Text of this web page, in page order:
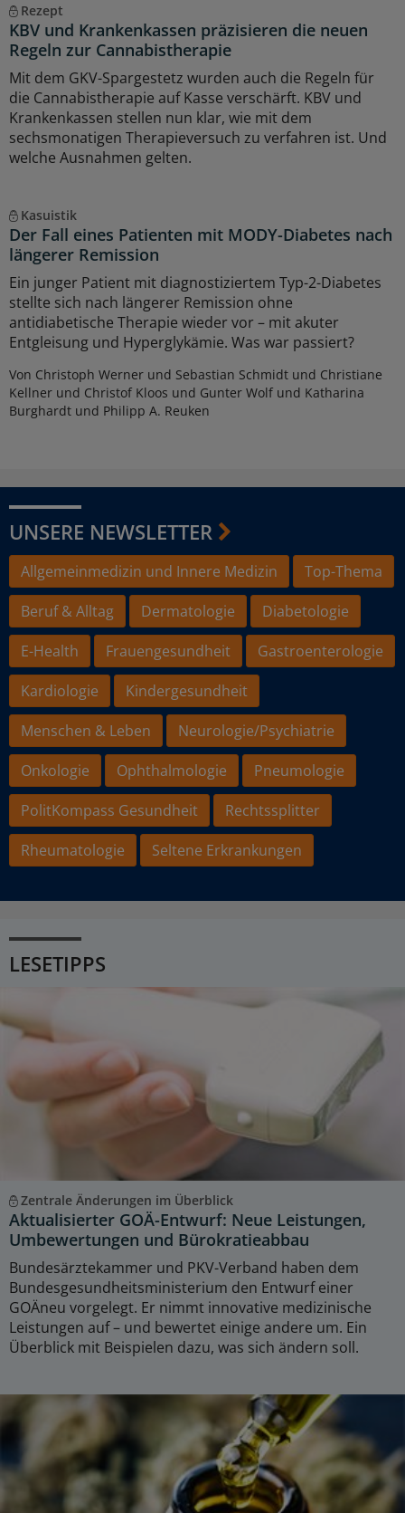
Rezept
KBV und Krankenkassen präzisieren die neuen
Regeln zur Cannabistherapie
Mit dem GKV-Spargestetz wurden auch die Regeln für
die Cannabistherapie auf Kasse verschärft. KBV und
Krankenkassen stellen nun klar, wie mit dem
sechsmonatigen Therapieversuch zu verfahren ist. Und
welche Ausnahmen gelten.
Kasuistik
Der Fall eines Patienten mit MODY-Diabetes nach
längerer Remission
Ein junger Patient mit diagnostiziertem Typ-2-Diabetes
stellte sich nach längerer Remission ohne
antidiabetische Therapie wieder vor – mit akuter
Entgleisung und Hyperglykämie. Was war passiert?
Von Christoph Werner und Sebastian Schmidt und Christiane
Kellner und Christof Kloos und Gunter Wolf und Katharina
Burghardt und Philipp A. Reuken
UNSERE NEWSLETTER
Allgemeinmedizin und Innere Medizin
Top-Thema
Beruf & Alltag
Dermatologie
Diabetologie
E-Health
Frauengesundheit
Gastroenterologie
Kardiologie
Kindergesundheit
Menschen & Leben
Neurologie/Psychiatrie
Onkologie
Ophthalmologie
Pneumologie
PolitKompass Gesundheit
Rechtssplitter
Rheumatologie
Seltene Erkrankungen
LESETIPPS
Zentrale Änderungen im Überblick
Aktualisierter GOÄ-Entwurf: Neue Leistungen,
Umbewertungen und Bürokratieabbau
Bundesärztekammer und PKV-Verband haben dem
Bundesgesundheitsministerium den Entwurf einer
GOÄneu vorgelegt. Er nimmt innovative medizinische
Leistungen auf – und bewertet einige andere um. Ein
Überblick mit Beispielen dazu, was sich ändern soll.